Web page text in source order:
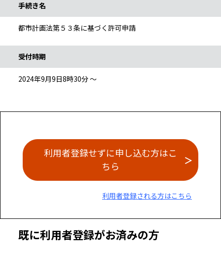
手続き名
都市計画法第５３条に基づく許可申請
受付時期
2024年9月9日8時30分 ～
利用者登録せずに申し込む方はこ
ちら
利用者登録される方はこちら
既に利用者登録がお済みの方